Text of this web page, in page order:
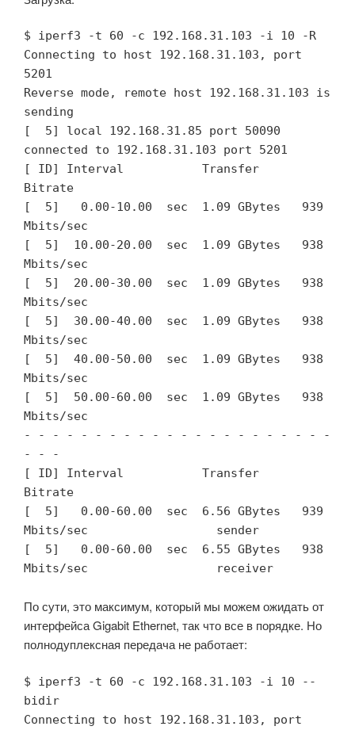
$ iperf3 -t 60 -c 192.168.31.103 -i 10 -R
Connecting to host 192.168.31.103, port
5201
Reverse mode, remote host 192.168.31.103 is
sending
[  5] local 192.168.31.85 port 50090
connected to 192.168.31.103 port 5201
[ ID] Interval           Transfer
Bitrate
[  5]   0.00-10.00  sec  1.09 GBytes   939
Mbits/sec
[  5]  10.00-20.00  sec  1.09 GBytes   938
Mbits/sec
[  5]  20.00-30.00  sec  1.09 GBytes   938
Mbits/sec
[  5]  30.00-40.00  sec  1.09 GBytes   938
Mbits/sec
[  5]  40.00-50.00  sec  1.09 GBytes   938
Mbits/sec
[  5]  50.00-60.00  sec  1.09 GBytes   938
Mbits/sec
- - - - - - - - - - - - - - - - - - - - - -
- - -
[ ID] Interval           Transfer
Bitrate
[  5]   0.00-60.00  sec  6.56 GBytes   939
Mbits/sec                  sender
[  5]   0.00-60.00  sec  6.55 GBytes   938
Mbits/sec                  receiver
По сути, это максимум, который мы можем ожидать от
интерфейса Gigabit Ethernet, так что все в порядке. Но
полнодуплексная передача не работает:
$ iperf3 -t 60 -c 192.168.31.103 -i 10 --
bidir
Connecting to host 192.168.31.103, port